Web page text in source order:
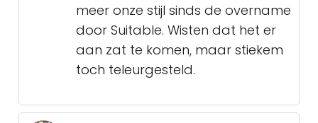
meer onze stijl sinds de overname
door Suitable. Wisten dat het er
aan zat te komen, maar stiekem
toch teleurgesteld.